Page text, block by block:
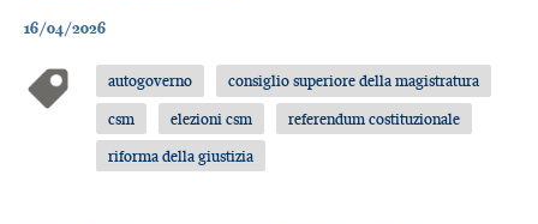
16/04/2026
autogoverno
consiglio superiore della magistratura
csm
elezioni csm
referendum costituzionale
riforma della giustizia